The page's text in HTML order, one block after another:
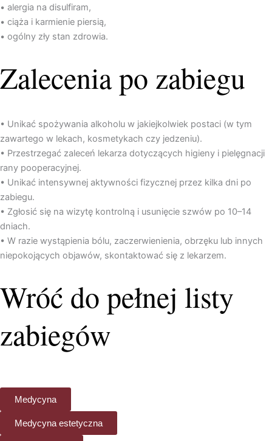
• alergia na disulfiram,
• ciąża i karmienie piersią,
• ogólny zły stan zdrowia.
Zalecenia po zabiegu
• Unikać spożywania alkoholu w jakiejkolwiek postaci (w tym
zawartego w lekach, kosmetykach czy jedzeniu).
• Przestrzegać zaleceń lekarza dotyczących higieny i pielęgnacji
rany pooperacyjnej.
• Unikać intensywnej aktywności fizycznej przez kilka dni po
zabiegu.
• Zgłosić się na wizytę kontrolną i usunięcie szwów po 10–14
dniach.
• W razie wystąpienia bólu, zaczerwienienia, obrzęku lub innych
niepokojących objawów, skontaktować się z lekarzem.
Wróć do pełnej listy
zabiegów
Medycyna
Medycyna estetyczna